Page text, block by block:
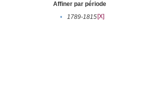
Affiner par période
•
1789-1815[X]